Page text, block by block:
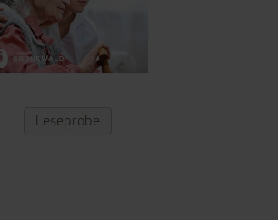
ZUM
ANFANG
Leseprobe